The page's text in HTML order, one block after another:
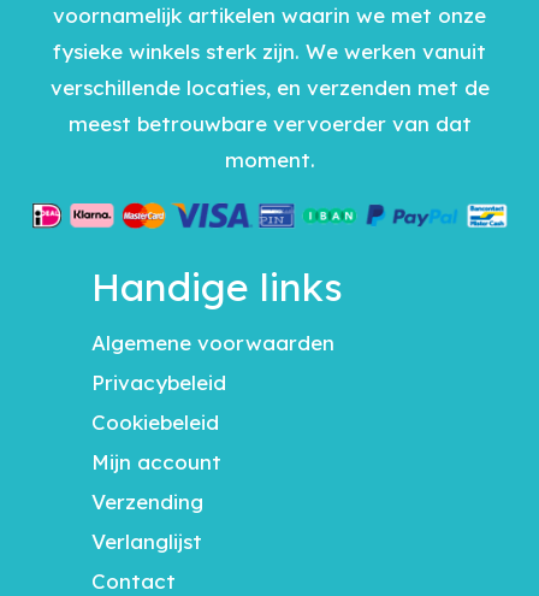
voornamelijk artikelen waarin we met onze
fysieke winkels sterk zijn. We werken vanuit
verschillende locaties, en verzenden met de
meest betrouwbare vervoerder van dat
moment.
Handige links
Algemene voorwaarden
Privacybeleid
Cookiebeleid
Mijn account
Verzending
Verlanglijst
Contact